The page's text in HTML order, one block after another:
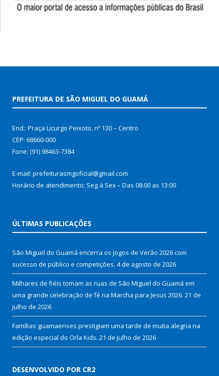
PREFEITURA DE SÃO MIGUEL DO GUAMÁ
End.: Praça Licurgo Peixoto, nº 130 – Centro
CEP: 68660-000
Fone: (91) 98463-7384
E-mail: prefeiturasmgoficial@gmail.com
Horário de atendimento: Seg à Sex – Das 08:00 as 13:00
ÚLTIMAS PUBLICAÇÕES
São Miguel do Guamá encerra os Jogos de Verão 2026 com
sucesso de público e competições. 4 de agosto de 2026
Milhares de fiéis tomam as ruas de São Miguel do Guamá em
uma grande celebração de fé na Marcha para Jesus 2026. 21 de
julho de 2026
Famílias guamaenses prestigiam uma tarde de muita alegria na
edição especial do Orla Kids. 21 de julho de 2026
DESENVOLVIDO POR CR2